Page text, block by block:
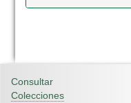
Consultar
Colecciones